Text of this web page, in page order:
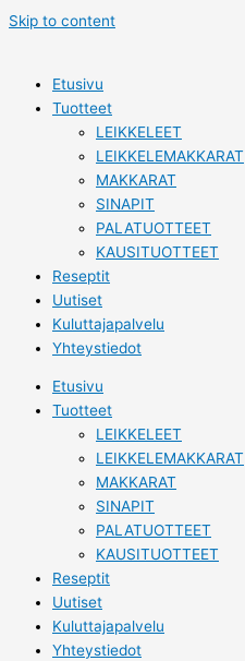
Skip to content
Etusivu
Tuotteet
LEIKKELEET
LEIKKELEMAKKARAT
MAKKARAT
SINAPIT
PALATUOTTEET
KAUSITUOTTEET
Reseptit
Uutiset
Kuluttajapalvelu
Yhteystiedot
Etusivu
Tuotteet
LEIKKELEET
LEIKKELEMAKKARAT
MAKKARAT
SINAPIT
PALATUOTTEET
KAUSITUOTTEET
Reseptit
Uutiset
Kuluttajapalvelu
Yhteystiedot